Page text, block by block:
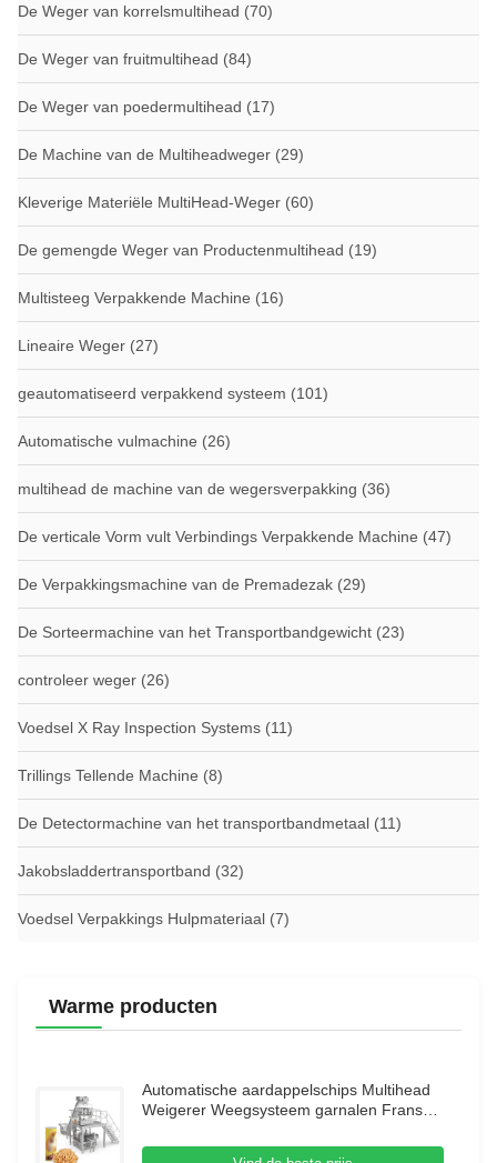
De Weger van korrelsmultihead (70)
De Weger van fruitmultihead (84)
De Weger van poedermultihead (17)
De Machine van de Multiheadweger (29)
Kleverige Materiële MultiHead-Weger (60)
De gemengde Weger van Productenmultihead (19)
Multisteeg Verpakkende Machine (16)
Lineaire Weger (27)
geautomatiseerd verpakkend systeem (101)
Automatische vulmachine (26)
multihead de machine van de wegersverpakking (36)
De verticale Vorm vult Verbindings Verpakkende Machine (47)
De Verpakkingsmachine van de Premadezak (29)
De Sorteermachine van het Transportbandgewicht (23)
controleer weger (26)
Voedsel X Ray Inspection Systems (11)
Trillings Tellende Machine (8)
De Detectormachine van het transportbandmetaal (11)
Jakobsladdertransportband (32)
Voedsel Verpakkings Hulpmateriaal (7)
Warme producten
Automatische aardappelschips Multihead
Weigerer Weegsysteem garnalen Franse
Verpakkingsmachine